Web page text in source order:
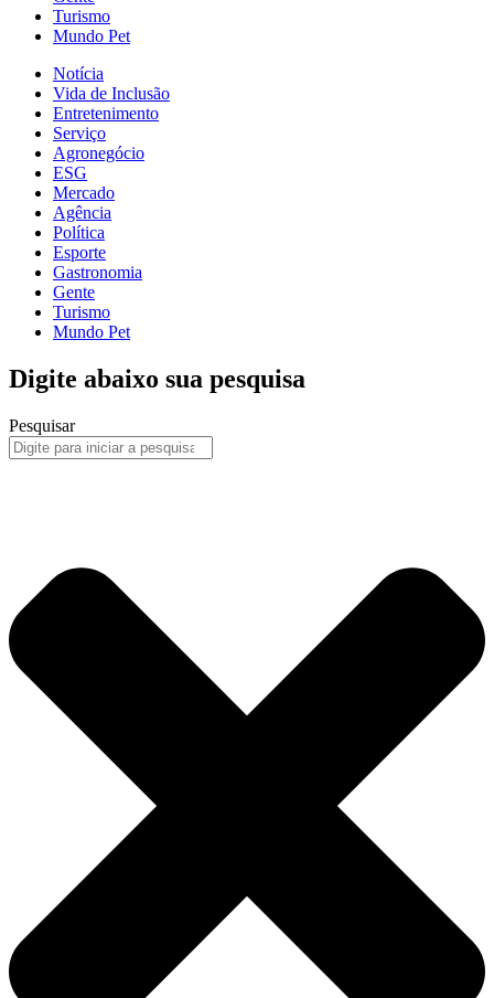
Turismo
Mundo Pet
Notícia
Vida de Inclusão
Entretenimento
Serviço
Agronegócio
ESG
Mercado
Agência
Política
Esporte
Gastronomia
Gente
Turismo
Mundo Pet
Digite abaixo sua pesquisa
Pesquisar